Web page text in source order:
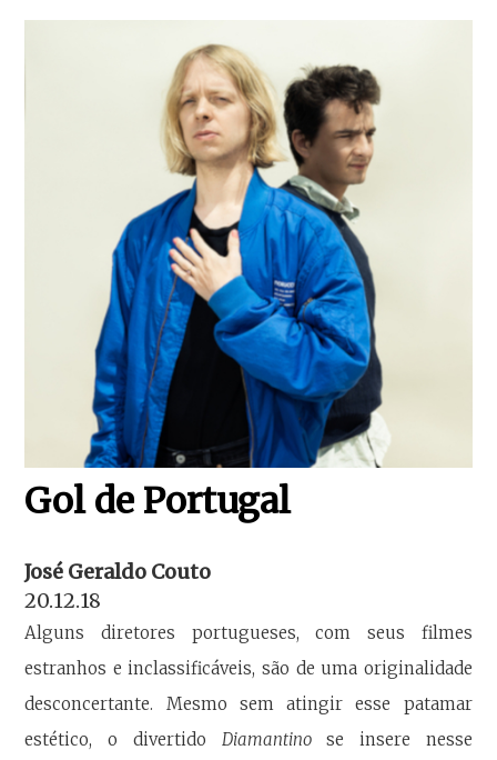
Gol de Portugal
José Geraldo Couto
20.12.18
Alguns diretores portugueses, com seus filmes
estranhos e inclassificáveis, são de uma originalidade
desconcertante. Mesmo sem atingir esse patamar
estético, o divertido Diamantinose insere nesse